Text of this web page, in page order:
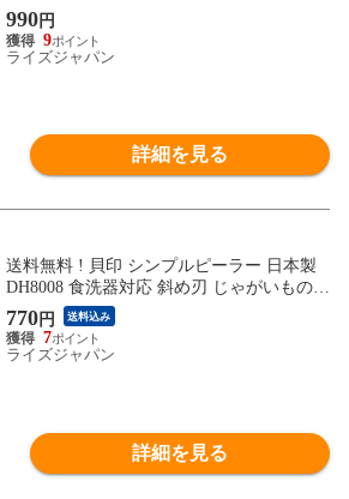
いで買い特集 ( おろし器 調理器具 料理 キ
ッチン 1人暮らし 新生活 ) 当店イチオシ /6
0N◇ おろし器DH8033
990円
9
ライズジャパン
詳細を見る
送料無料 ! 貝印 シンプルピーラー 日本製
DH8008 食洗器対応 斜め刃 じゃがいもの芽
取り付き ( 皮むき シンプル 料理 キッチン
調理道具 新生活 ) 当店イチオシ 送料込 50
K◇ シンプルピーラーDH8008
770円 送料込み
7
ライズジャパン
詳細を見る